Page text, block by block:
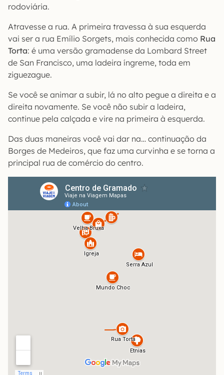
rodoviária.
Atravesse a rua. A primeira travessa à sua esquerda
vai ser a rua Emílio Sorgets, mais conhecida como Rua
Torta: é uma versão gramadense da Lombard Street
de San Francisco, uma ladeira íngreme, toda em
ziguezague.
Se você se animar a subir, lá no alto pegue a direita e a
direita novamente. Se você não subir a ladeira,
continue pela calçada e vire na primeira à esquerda.
Das duas maneiras você vai dar na… continuação da
Borges de Medeiros, que faz uma curvinha e se torna a
principal rua de comércio do centro.